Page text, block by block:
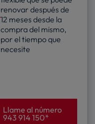
renovar después de
12 meses desde la
compra del mismo,
por el tiempo que
necesite
Llame al número
943 914 150*